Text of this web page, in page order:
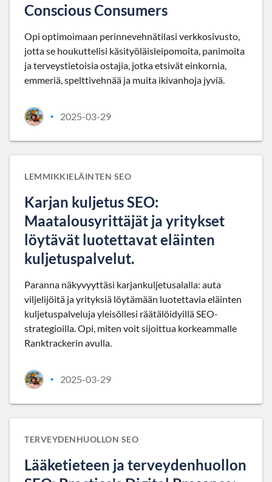
Conscious Consumers
Opi optimoimaan perinnevehnätilasi verkkosivusto,
jotta se houkuttelisi käsityöläisleipomoita, panimoita
ja terveystietoisia ostajia, jotka etsivät einkornia,
emmeriä, spelttivehnää ja muita ikivanhoja jyviä.
• 2025-03-29
LEMMIKKIELÄINTEN SEO
Karjan kuljetus SEO:
Maatalousyrittäjät ja yritykset
löytävät luotettavat eläinten
kuljetuspalvelut.
Paranna näkyvyyttäsi karjankuljetusalalla: auta
viljelijöitä ja yrityksiä löytämään luotettavia eläinten
kuljetuspalveluja yleisöllesi räätälöidyillä SEO-
strategioilla. Opi, miten voit sijoittua korkeammalle
Ranktrackerin avulla.
• 2025-03-29
TERVEYDENHUOLLON SEO
Lääketieteen ja terveydenhuollon